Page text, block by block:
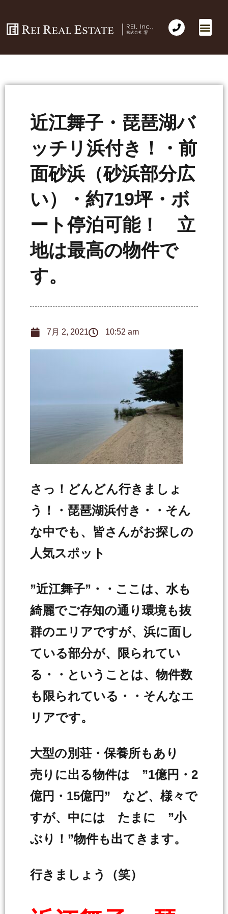
近江舞子・琵琶湖バ
ッチリ浜付き！・前
面砂浜（砂浜部分広
い）・約719坪・ボ
ート停泊可能！ 立
地は最高の物件で
す。
7月 2, 2021 10:52 am
さっ！どんどん行きましょ
う！・琵琶湖浜付き・・そん
な中でも、皆さんがお探しの
人気スポット
”近江舞子”・・ここは、水も
綺麗でご存知の通り環境も抜
群のエリアですが、浜に面し
ている部分が、限られてい
る・・ということは、物件数
も限られている・・そんなエ
リアです。
大型の別荘・保養所もあり
売りに出る物件は ”1億円・2
億円・15億円” など、様々で
すが、中には たまに ”小
ぶり！”物件も出てきます。
行きましょう（笑）